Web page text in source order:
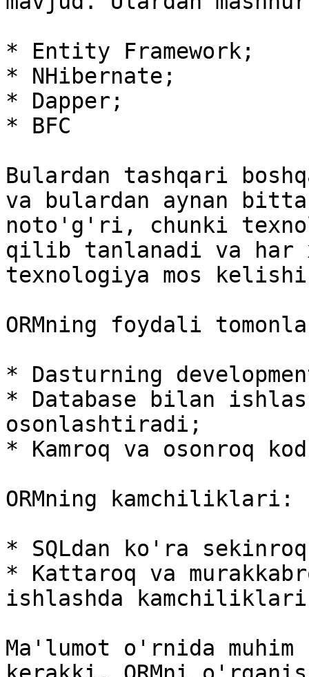
* Entity Framework;
* NHibernate;
* Dapper;
* BFC
Bulardan tashqari
va bulardan aynan
noto'g'ri, chunki
qilib tanlanadi va
texnologiya mos kelishi
ORMning foydali
* Dasturning
* Database bilan
osonlashtiradi;
* Kamroq va osonroq
ORMning kamchiliklari:
* SQLdan ko'ra
* Kattaroq va
ishlashda
Ma'lumot o'rnida